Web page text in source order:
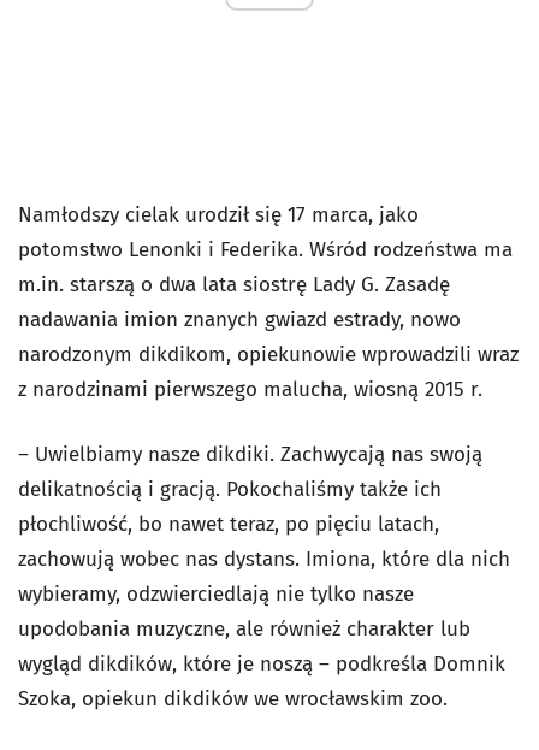
Namłodszy cielak urodził się 17 marca, jako
potomstwo Lenonki i Federika. Wśród rodzeństwa ma
m.in. starszą o dwa lata siostrę Lady G. Zasadę
nadawania imion znanych gwiazd estrady, nowo
narodzonym dikdikom, opiekunowie wprowadzili wraz
z narodzinami pierwszego malucha, wiosną 2015 r.
– Uwielbiamy nasze dikdiki. Zachwycają nas swoją
delikatnością i gracją. Pokochaliśmy także ich
płochliwość, bo nawet teraz, po pięciu latach,
zachowują wobec nas dystans. Imiona, które dla nich
wybieramy, odzwierciedlają nie tylko nasze
upodobania muzyczne, ale również charakter lub
wygląd dikdików, które je noszą – podkreśla Domnik
Szoka, opiekun dikdików we wrocławskim zoo.